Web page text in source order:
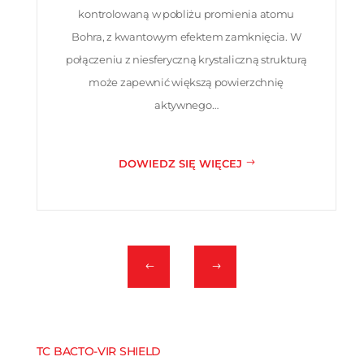
kontrolowaną w pobliżu promienia atomu
Bohra, z kwantowym efektem zamknięcia. W
połączeniu z niesferyczną krystaliczną strukturą
może zapewnić większą powierzchnię
aktywnego…
DOWIEDZ SIĘ WIĘCEJ
TC BACTO-VIR SHIELD